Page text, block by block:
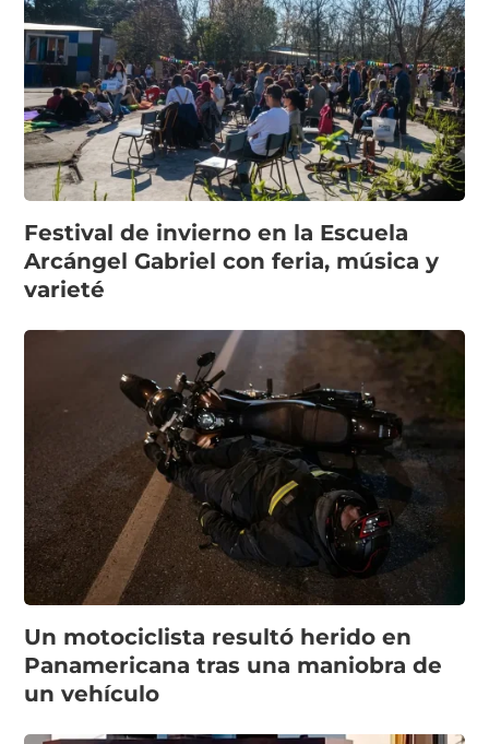
Festival de invierno en la Escuela
Arcángel Gabriel con feria, música y
varieté
Un motociclista resultó herido en
Panamericana tras una maniobra de
un vehículo